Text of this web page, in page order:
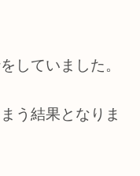
していました。
う結果となりま